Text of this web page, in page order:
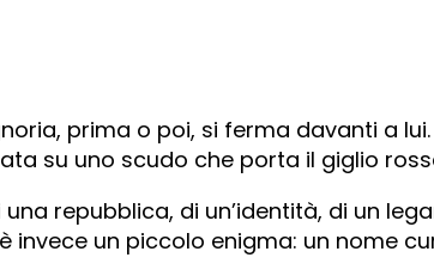
prima o poi, si ferma davanti a
su uno scudo che porta il giglio
repubblica, di un’identità, di un
invece un piccolo enigma: un nome